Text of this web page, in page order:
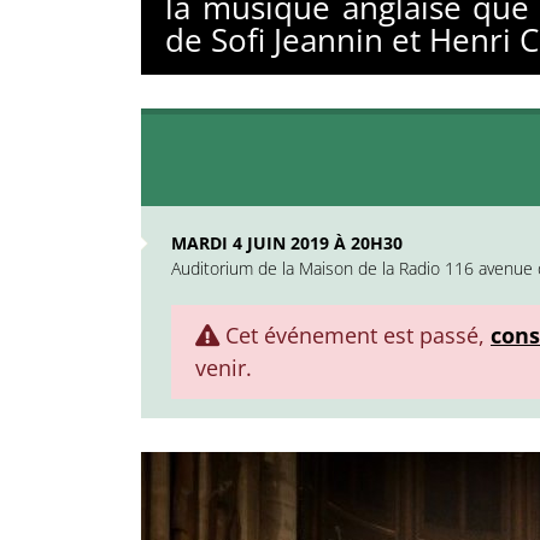
de Sofi Jeannin et Henri
MARDI 4 JUIN 2019 À 20H30
Auditorium de la Maison de la Radio 116
Cet événement est passé,
venir.